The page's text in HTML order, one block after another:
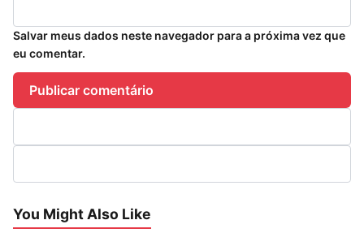
Salvar meus dados neste navegador para a próxima vez que
eu comentar.
You Might Also Like